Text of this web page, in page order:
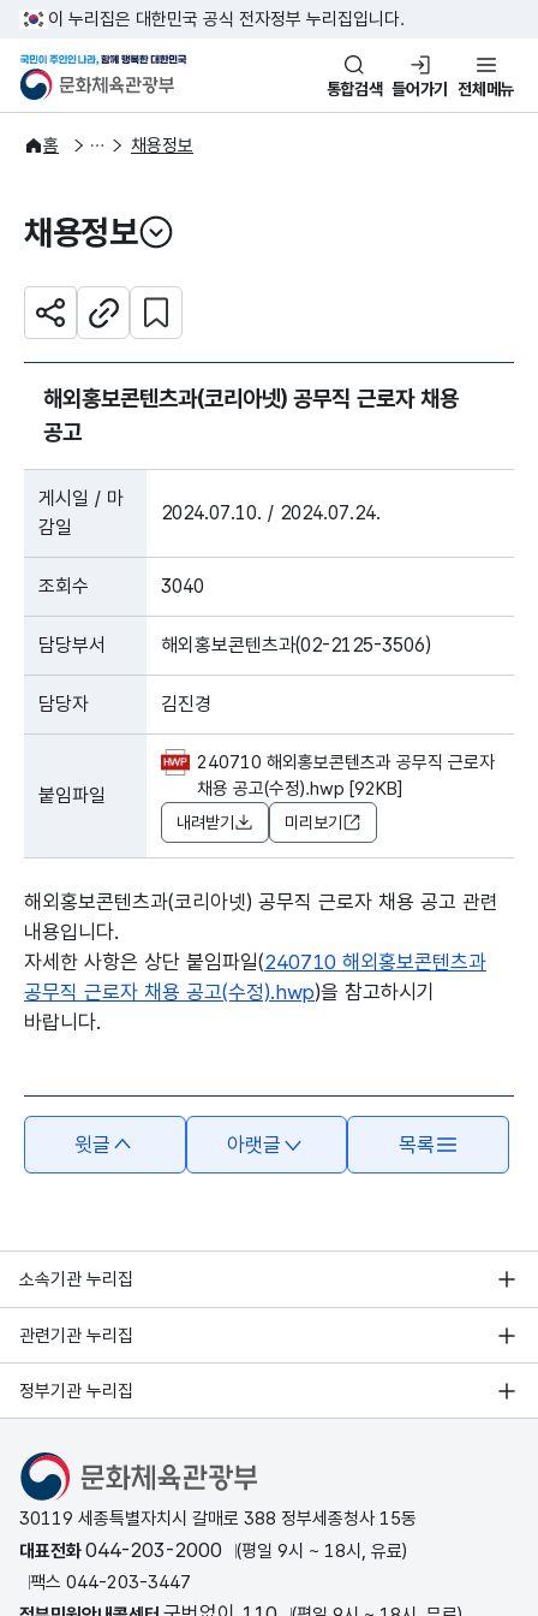
본문 바로가기
주메뉴 바로가기
이 누리집은 대한민국 공식 전자정부 누리집입니다.
문화체육관광부
국민이 주인인 나라, 함께 행복
통합검색 들어가기 전체메뉴
홈
알림·소식
알림 채용정보
채용정보
열기
공유하기주소복사
관심 콘텐츠 설정하기
해외홍보콘텐츠과(코리아넷) 공무직 근로자 채용
공고
게시일 / 마
감일
2024.07.10. / 2024.07.24.
조회수 3040
담당부서 해외홍보콘텐츠과(02-2125-3506)
담당자 김진경
붙임파일
240710 해외홍보콘텐츠과 공무직 근로자
채용 공고(수정).hwp [92KB]
내려받기 미리보기
해외홍보콘텐츠과(코리아넷) 공무직 근로자 채용 공고 관련
내용입니다.
자세한 사항은 상단 붙임파일(240710 해외홍보콘텐츠과
공무직 근로자 채용 공고(수정).hwp)을 참고하시기
바랍니다.
윗글 아랫글 목록
소속기관 누리집
관련기관 누리집
정부기관 누리집
문화체육관광부
30119 세종특별자치시 갈매로 388 정부세종청사 15동
대표전화044-203-2000
(평일 9시 ~ 18시, 유료)
팩스 044-203-3447